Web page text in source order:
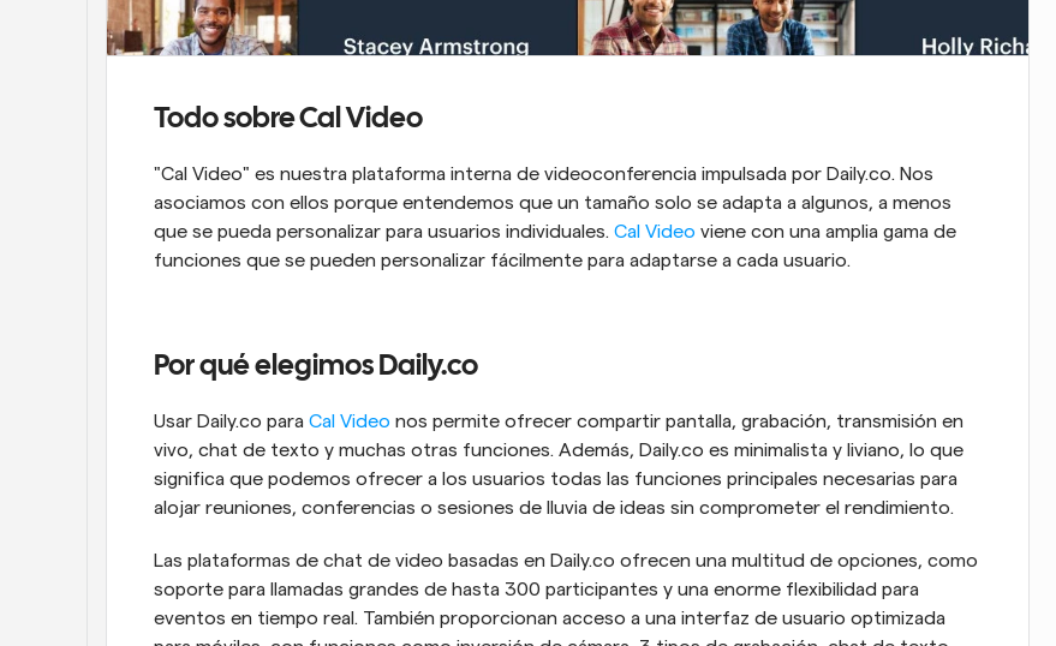
Todo sobre Cal Video
"Cal Video" es nuestra plataforma interna de videoconferencia impulsada por Daily.co. Nos
asociamos con ellos porque entendemos que un tamaño solo se adapta a algunos, a menos
que se pueda personalizar para usuarios individuales. Cal Video viene con una amplia gama de
funciones que se pueden personalizar fácilmente para adaptarse a cada usuario.
Por qué elegimos Daily.co
Usar Daily.co para Cal Video nos permite ofrecer compartir pantalla, grabación, transmisión en
vivo, chat de texto y muchas otras funciones. Además, Daily.co es minimalista y liviano, lo que
significa que podemos ofrecer a los usuarios todas las funciones principales necesarias para
alojar reuniones, conferencias o sesiones de lluvia de ideas sin comprometer el rendimiento.
Las plataformas de chat de video basadas en Daily.co ofrecen una multitud de opciones, como
soporte para llamadas grandes de hasta 300 participantes y una enorme flexibilidad para
eventos en tiempo real. También proporcionan acceso a una interfaz de usuario optimizada